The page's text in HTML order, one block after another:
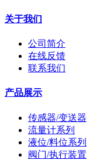
关于我们
公司简介
在线反馈
联系我们
产品展示
传感器/变送器
流量计系列
液位/料位系列
阀门/执行装置